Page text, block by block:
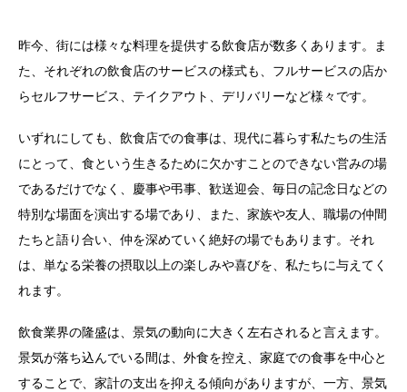
昨今、街には様々な料理を提供する飲食店が数多くあります。ま
た、それぞれの飲食店のサービスの様式も、フルサービスの店か
らセルフサービス、テイクアウト、デリバリーなど様々です。
いずれにしても、飲食店での食事は、現代に暮らす私たちの生活
にとって、食という生きるために欠かすことのできない営みの場
であるだけでなく、慶事や弔事、歓送迎会、毎日の記念日などの
特別な場面を演出する場であり、また、家族や友人、職場の仲間
たちと語り合い、仲を深めていく絶好の場でもあります。それ
は、単なる栄養の摂取以上の楽しみや喜びを、私たちに与えてく
れます。
飲食業界の隆盛は、景気の動向に大きく左右されると言えます。
景気が落ち込んでいる間は、外食を控え、家庭での食事を中心と
することで、家計の支出を抑える傾向がありますが、一方、景気